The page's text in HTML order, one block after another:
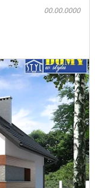
00.00.0000